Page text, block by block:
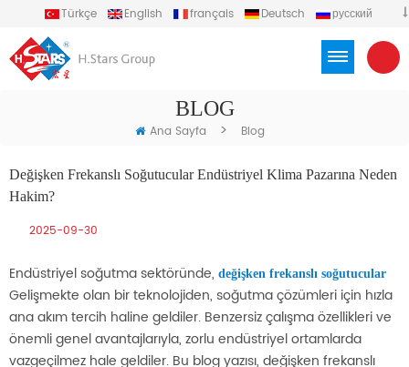
Türkçe English français Deutsch
русский
BLOG
Ana Sayfa > Blog
Değişken Frekanslı Soğutucular Endüstriyel Klima Pazarına Neden
Hakim?
2025-09-30
Endüstriyel soğutma sektöründe, değişken frekanslı soğutucular
Gelişmekte olan bir teknolojiden, soğutma çözümleri için hızla
ana akım tercih haline geldiler. Benzersiz çalışma özellikleri ve
önemli genel avantajlarıyla, zorlu endüstriyel ortamlarda
vazgeçilmez hale geldiler. Bu blog yazısı, değişken frekanslı